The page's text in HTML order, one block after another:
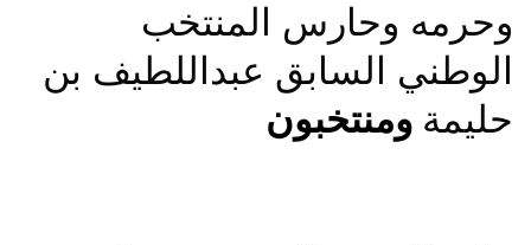
وحرمه وحارس المنتخب
الوطني السابق عبداللطيف بن
حليمة ومنتخبون